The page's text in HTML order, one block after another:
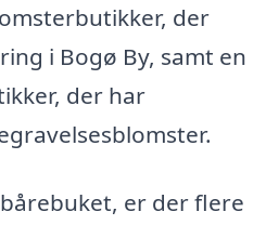
der
i Bogø By, samt en
der har
er der flere